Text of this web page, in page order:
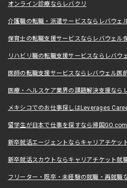
オンライン診療ならレバクリ
介護職の転職・派遣サービスならレバウェ
保育士の転職支援サービスならレバウェル
リハビリ職の転職支援サービスならレバウ
医師の転職支援サービスならレバウェル医
医療・ヘルスケア業界の課題解決支援なら
メキシコでのお仕事探しはLeverages
留学生が日本で仕事を探すなら帰国GO.com
新卒就活エージェントならキャリアチケッ
新卒就活スカウトならキャリアチケット就
フリーター・既卒・未経験の就職・再就職